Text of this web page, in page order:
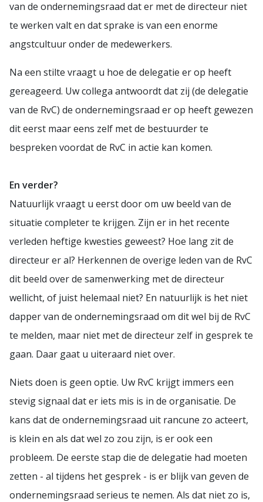
van de ondernemingsraad dat er met de directeur niet
te werken valt en dat sprake is van een enorme
angstcultuur onder de medewerkers.
Na een stilte vraagt u hoe de delegatie er op heeft
gereageerd. Uw collega antwoordt dat zij (de delegatie
van de RvC) de ondernemingsraad er op heeft gewezen
dit eerst maar eens zelf met de bestuurder te
bespreken voordat de RvC in actie kan komen.
En verder?
Natuurlijk vraagt u eerst door om uw beeld van de
situatie completer te krijgen. Zijn er in het recente
verleden heftige kwesties geweest? Hoe lang zit de
directeur er al? Herkennen de overige leden van de RvC
dit beeld over de samenwerking met de directeur
wellicht, of juist helemaal niet? En natuurlijk is het niet
dapper van de ondernemingsraad om dit wel bij de RvC
te melden, maar niet met de directeur zelf in gesprek te
gaan. Daar gaat u uiteraard niet over.
Niets doen is geen optie. Uw RvC krijgt immers een
stevig signaal dat er iets mis is in de organisatie. De
kans dat de ondernemingsraad uit rancune zo acteert,
is klein en als dat wel zo zou zijn, is er ook een
probleem. De eerste stap die de delegatie had moeten
zetten - al tijdens het gesprek - is er blijk van geven de
ondernemingsraad serieus te nemen. Als dat niet zo is,